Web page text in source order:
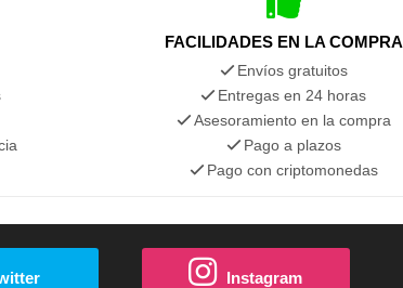
FACILIDADES EN LA COMPRA
Envíos gratuitos
Entregas en 24 horas
Asesoramiento en la compra
Pago a plazos
Pago con criptomonedas
Instagram